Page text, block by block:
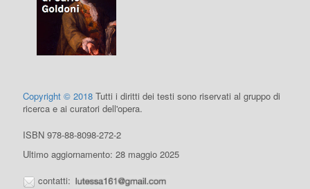
Copyright © 2018 Tutti i diritti dei testi sono riservati al gruppo di
ricerca e ai curatori dell'opera.
ISBN 978-88-8098-272-2
Ultimo aggiornamento: 28 maggio 2025
contatti: